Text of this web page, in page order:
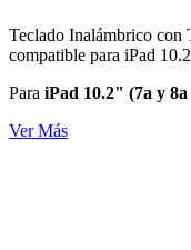
Teclado Inalámbrico con
compatible para iPad
Para iPad 10.2" (7a y
Ver Más